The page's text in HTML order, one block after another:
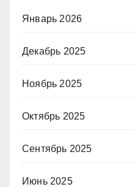
Январь 2026
Декабрь 2025
Ноябрь 2025
Октябрь 2025
Сентябрь 2025
Июнь 2025